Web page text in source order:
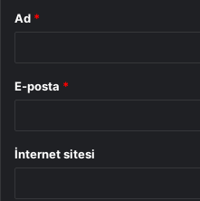
Ad *
E-posta *
İnternet sitesi